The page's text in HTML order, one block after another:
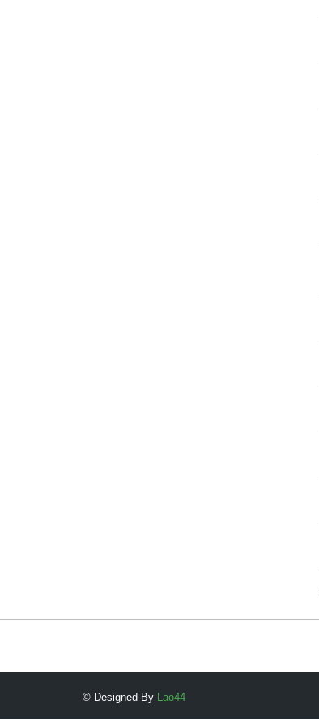
© Designed By Lao44